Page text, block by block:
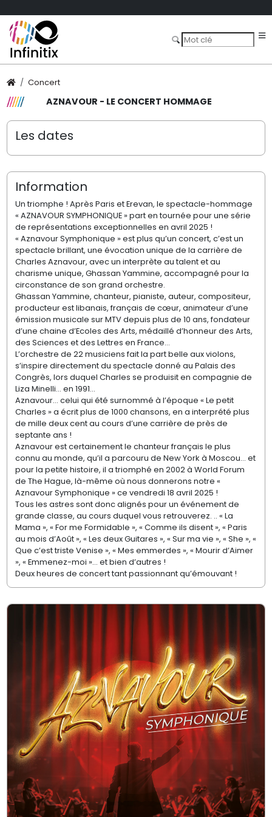
Concert
AZNAVOUR - LE CONCERT HOMMAGE
Les dates
Information
Un triomphe ! Après Paris et Erevan, le spectacle-hommage
« AZNAVOUR SYMPHONIQUE » part en tournée pour une série
de représentations exceptionnelles en avril 2025 !
« Aznavour Symphonique » est plus qu’un concert, c’est un
spectacle brillant, une évocation unique de la carrière de
Charles Aznavour, avec un interprète au talent et au
charisme unique, Ghassan Yammine, accompagné pour la
circonstance de son grand orchestre.
Ghassan Yammine, chanteur, pianiste, auteur, compositeur,
producteur est libanais, français de cœur, animateur d’une
émission musicale sur MTV depuis plus de 10 ans, fondateur
d’une chaine d’Ecoles des Arts, médaillé d’honneur des Arts,
des Sciences et des Lettres en France…
L’orchestre de 22 musiciens fait la part belle aux violons,
s’inspire directement du spectacle donné au Palais des
Congrès, lors duquel Charles se produisit en compagnie de
Liza Minelli… en 1991…
Aznavour… celui qui été surnommé à l’époque « Le petit
Charles » a écrit plus de 1000 chansons, en a interprété plus
de mille deux cent au cours d’une carrière de près de
septante ans !
Aznavour est certainement le chanteur français le plus
connu au monde, qu’il a parcouru de New York à Moscou… et
pour la petite histoire, il a triomphé en 2002 à World Forum
de The Hague, là-même où nous donnerons notre «
Aznavour Symphonique » ce vendredi 18 avril 2025 !
Tous les astres sont donc alignés pour un événement de
grande classe, au cours duquel vous retrouverez. .. « La
Mama », « For me Formidable », « Comme ils disent », « Paris
au mois d’Août », « Les deux Guitares », « Sur ma vie », « She », «
Que c’est triste Venise », « Mes emmerdes », « Mourir d’Aimer
», « Emmenez-moi »… et bien d’autres !
Deux heures de concert tant passionnant qu’émouvant !